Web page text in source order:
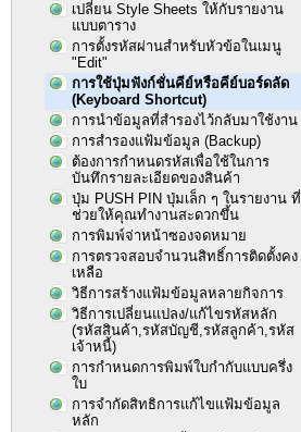
เปลี่ยน Style Sheets ให้กับรายงาน
แบบตาราง
การตั้งรหัสผ่านสำหรับหัวข้อในเมนู
"Edit"
การใช้ปุ่มฟังก์ชั่นคีย์หรือคีย์บอร์ดลัด
(Keyboard Shortcut)
การนำข้อมูลที่สำรองไว้กลับมาใช้งาน
การสำรองแฟ้มข้อมูล (Backup)
ต้องการกำหนดรหัสเพื่อใช้ในการ
บันทึกรายละเอียดของสินค้า
ปุ่ม PUSH PIN ปุ่มเล็ก ๆ ในรายงาน ที่
ช่วยให้คุณทำงานสะดวกขึ้น
การพิมพ์จ่าหน้าซองจดหมาย
การตรวจสอบจำนวนสิทธิ์การติดตั้งคง
เหลือ
วิธีการสร้างแฟ้มข้อมูลหลายกิจการ
วิธีการเปลี่ยนแปลง/แก้ไขรหัสหลัก
(รหัสสินค้า,รหัสบัญชี,รหัสลูกค้า,รหัส
เจ้าหนี้)
การกำหนดการพิมพ์ใบกำกับแบบครึ่ง
ใบ
การจำกัดสิทธิการแก้ไขแฟ้มข้อมูล
หลัก